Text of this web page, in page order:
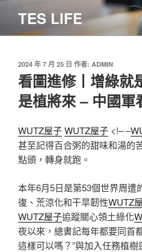
主
TES LIFE
發
佈
於
2024 年 7 月 25 日 作者: ADMIN
看圖進修丨增綠就
是植將來 – 中國軍
WUTZ屋子WUTZ屋子 <!– –
甚至記得百合粥的甜味和湯的
點頭，轉身就跑。
本年6月5日是第53個世界周遭
復、荒涼化和干旱韌性WUTZ
WUTZ屋子追蹤關心領土綠化
夜以來，總書記每年都要同首
這樣可以嗎？”與加入任務植